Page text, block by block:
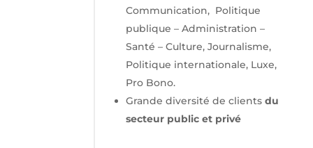
Communication, Politique
publique – Administration –
Santé – Culture, Journalisme,
Politique internationale, Luxe,
Pro Bono.
Grande diversité de clientsdu
secteur public et privé